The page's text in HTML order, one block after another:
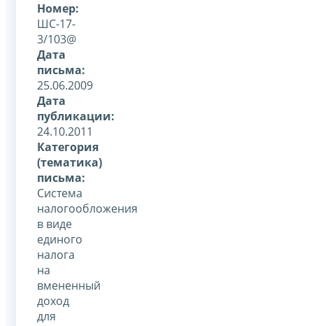
Номер:
ШС-17-
3/103@
Дата
письма:
25.06.2009
Дата
публикации:
24.10.2011
Категория
(тематика)
письма:
Система
налогообложения
в виде
единого
налога
на
вмененный
доход
для